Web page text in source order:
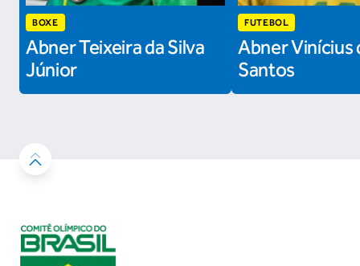
BOXE
Abner Teixeira da Silva
Júnior
FUTEBOL
Abner Vinícius
Santos